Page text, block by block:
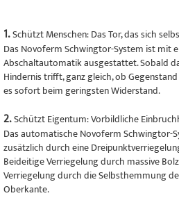
1.Schützt Menschen: Das Tor, das sich
Das Novoferm Schwingtor-System ist mit
Abschaltautomatik ausgestattet. Sobald
Hindernis trifft, ganz gleich, ob
es sofort beim geringsten Widerstand.
2.Schützt Eigentum: Vorbildliche
Das automatische Novoferm Schwingtor-
zusätzlich durch eine
Beideitige Verriegelung durch massive
Verriegelung durch die Selbsthemmung
Oberkante.